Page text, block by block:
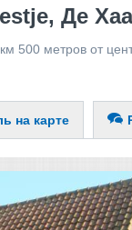
Де
500 метров от
на карте